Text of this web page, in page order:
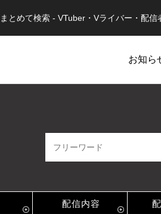
とめて検索 - VTuber・Vライバー・配
お知ら
配信内容